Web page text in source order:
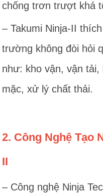
chống trơn trượt khá
– Takumi Ninja-II
trường không đòi hỏi
như: kho vận, vận
mặc, xử lý chất thải.
2. Công Nghệ Tạo
II
– Công nghệ Ninja